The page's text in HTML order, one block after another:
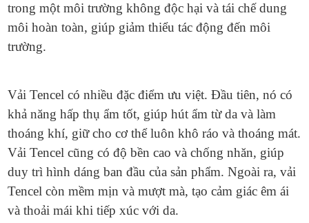
trong một môi trường không độc hại và tái chế dung
môi hoàn toàn, giúp giảm thiểu tác động đến môi
trường.
Vải Tencel có nhiều đặc điểm ưu việt. Đầu tiên, nó có
khả năng hấp thụ ẩm tốt, giúp hút ẩm từ da và làm
thoáng khí, giữ cho cơ thể luôn khô ráo và thoáng mát.
Vải Tencel cũng có độ bền cao và chống nhăn, giúp
duy trì hình dáng ban đầu của sản phẩm. Ngoài ra, vải
Tencel còn mềm mịn và mượt mà, tạo cảm giác êm ái
và thoải mái khi tiếp xúc với da.